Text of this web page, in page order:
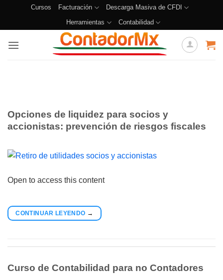
Cursos Facturación
Descarga Masiva de CFDI
Herramientas
Contabilidad
Opciones de liquidez para socios y
accionistas: prevención de riesgos fiscales
Open to access this content
CONTINUAR LEYENDO →
Curso de Contabilidad para no Contadores